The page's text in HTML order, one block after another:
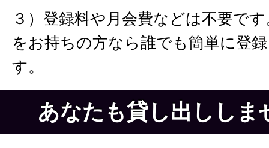
３）登録料や月会費などは不要で
をお持ちの方なら誰でも簡単に登
す。
あなたも貸し出ししま